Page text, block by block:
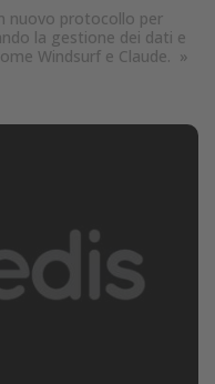
nuovo protocollo per
la gestione dei dati e
Windsurf e Claude. »